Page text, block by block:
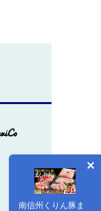
南信州くりん豚ま